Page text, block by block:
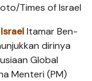
Times of Israel
IsraelItamar Ben-
dirinya
Global
Menteri (PM)